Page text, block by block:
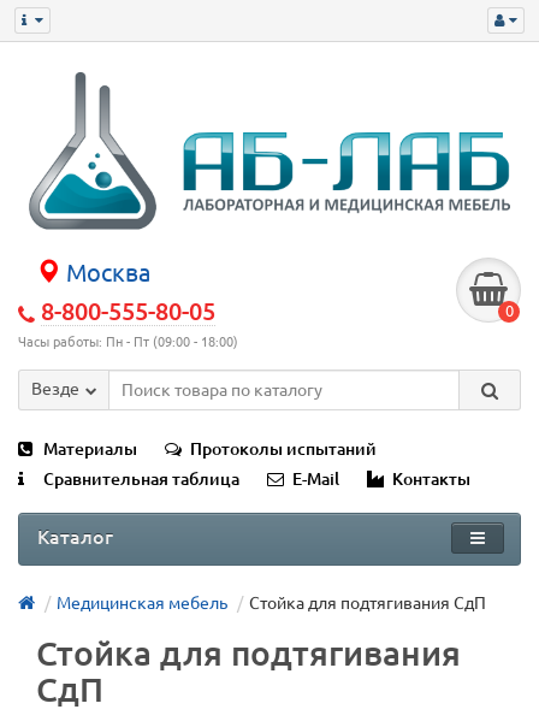
Москва
8-800-555-80-05
Часы работы: Пн - Пт (09:00 - 18:00)
0
Везде
Материалы
Протоколы испытаний
Сравнительная таблица
E-Mail Контакты
Каталог
Медицинская мебель Стойка для подтягивания СдП
Стойка для подтягивания
СдП